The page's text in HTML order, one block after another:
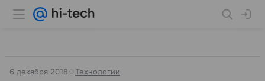
6 декабря 2018 Технологии